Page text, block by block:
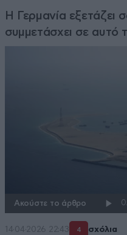
Η Γερμανία εξετάζει
συμμετάσχει σε αυτό
Ακούστε το άρθρο
14·04·2026 22:43 4 σχόλια